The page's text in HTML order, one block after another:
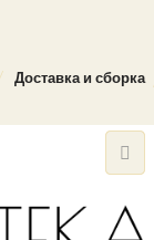
Доставка и сборка